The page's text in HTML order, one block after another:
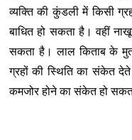
व्यक्ति की कुंडली में किसी
बाधित हो सकता है। वहीं
सकता है। लाल किताब के
ग्रहों की स्थिति का संकेत
कमजोर होने का संकेत हो